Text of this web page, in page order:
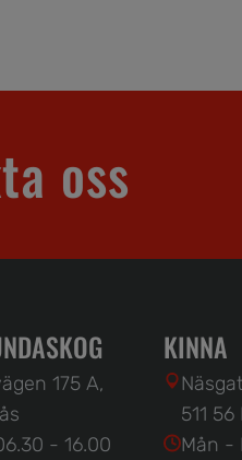
oss
175 A,
- 16.00
KINNA
511 56
Mån -